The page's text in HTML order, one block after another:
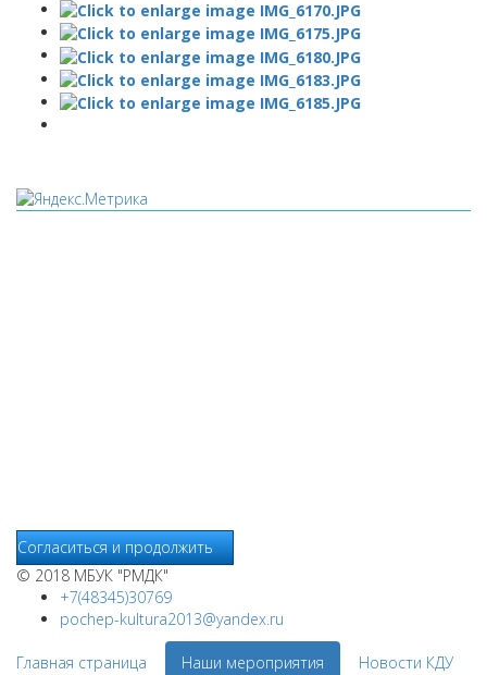
Согласиться и продолжить
© 2018 МБУК "РМДК"
+7(48345)30769
pochep-kultura2013@yandex.ru
Главная страница Наши мероприятия Новости КДУ